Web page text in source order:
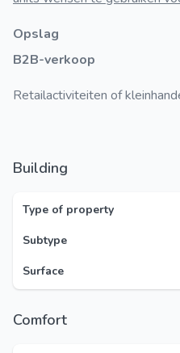
Opslag
B2B-verkoop
Retailactiviteiten of
Building
Type of property
Subtype
Surface
Comfort